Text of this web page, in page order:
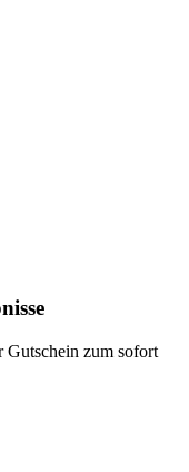
Gutschein zum sofort